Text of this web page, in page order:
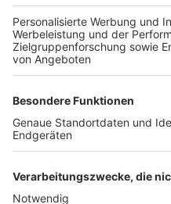
TOP-PARTNER